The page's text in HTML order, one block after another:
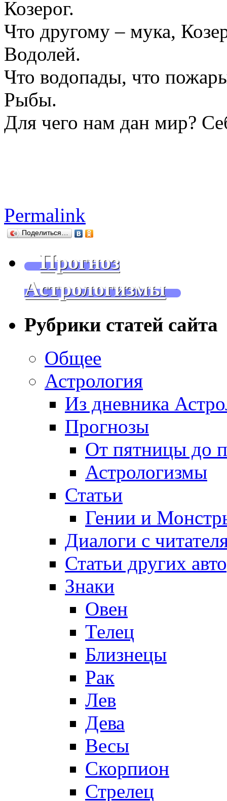
Козерог.
Что другому – мука,
Водолей.
Что водопады, что
Рыбы.
Для чего нам дан мир?
Permalink
Поделиться…
Прогноз
Астрологизмы
Рубрики статей сайта
Общее
Астрология
Из дневника
Прогнозы
От пятницы до
Астрологизмы
Статьи
Гении и
Диалоги с
Статьи других
Знаки
Овен
Телец
Близнецы
Рак
Лев
Дева
Весы
Скорпион
Стрелец